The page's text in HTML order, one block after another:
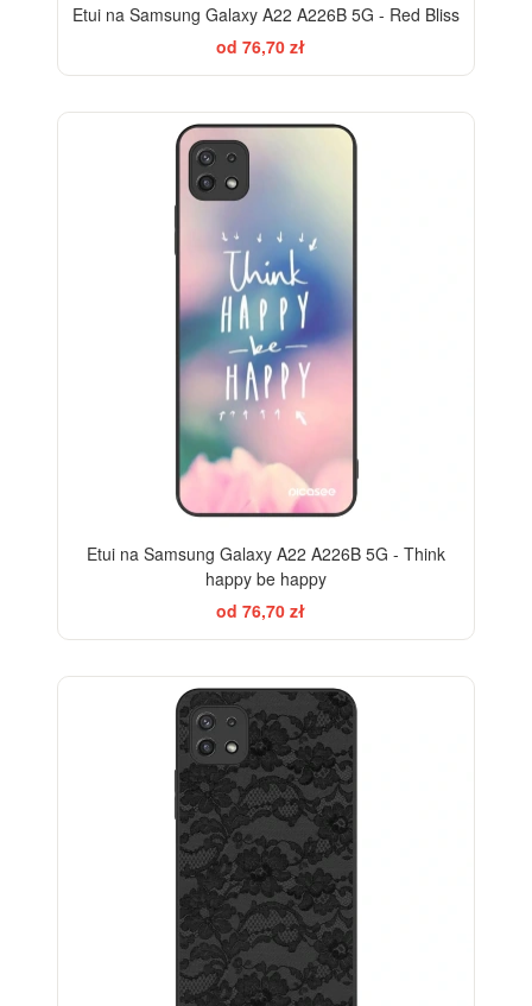
Etui na Samsung Galaxy A22 A226B 5G - Red Bliss
od 76,70 zł
Etui na Samsung Galaxy A22 A226B 5G - Think
happy be happy
od 76,70 zł